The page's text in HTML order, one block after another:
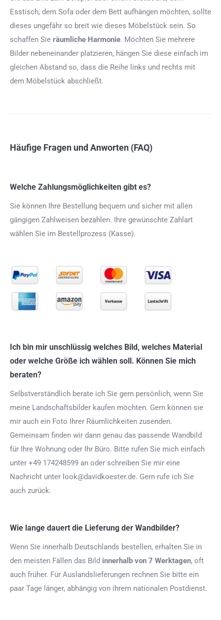
Esstisch, dem Sofa oder dem Bett aufhängen möchten, sollte
dieses ungefähr so breit wie dieses Möbelstück sein. So
schaffen Sie räumliche Harmonie. Möchten Sie mehrere
Bilder nebeneinander platzieren, hängen Sie diese einfach im
gleichen Abstand so, dass die Reihe links und rechts mit
dem Möbelstück abschließt.
Häufige Fragen und Anworten (FAQ)
Welche Zahlungsmöglichkeiten gibt es?
Sie können Ihre Bestellung bequem und sicher mit allen
gängigen Zahlweisen bezahlen. Ihre gewünschte Zahlart
wählen Sie im Bestellprozess (Kasse).
Ich bin mir unschlüssig welches Bild, welches Material
oder welche Größe ich wählen soll. Können Sie mich
beraten?
Selbstverständlich berate ich Sie gern persönlich, wenn Sie
meine Landschaftsbilder kaufen möchten. Gern können sie
mir auch ein Foto Ihrer Räumlichkeiten zusenden.
Gemeinsam finden wir dann genau das passende Wandbild
für Ihre Wohnung oder Ihr Büro. Bitte rufen Sie mich einfach
unter +49 174248599 an oder schreiben Sie mir eine
Nachricht unter look@davidkoester.de. Gern rufe ich Sie
auch zurück.
Wie lange dauert die Lieferung der Wandbilder?
Wenn Sie innerhalb Deutschlands bestellen, erhalten Sie in
den meisten Fällen das Bild innerhalb von 7 Werktagen, oft
auch früher. Für Auslandslieferungen rechnen Sie bitte ein
paar Tage länger, abhängig von ihrem nationalen Postdienst.